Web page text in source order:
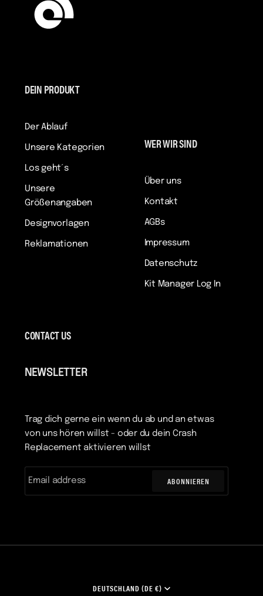
DEIN PRODUKT
Der Ablauf
Unsere Kategorien
Los geht´s
Unsere
Größenangaben
Designvorlagen
Reklamationen
WER WIR SIND
Über uns
Kontakt
AGBs
Impressum
Datenschutz
Kit Manager Log In
CONTACT US
NEWSLETTER
Trag dich gerne ein wenn du ab und an etwas
von uns hören willst - oder du dein Crash
Replacement aktivieren willst
ABONNIEREN
WÄHRUNG
DEUTSCHLAND (DE €)